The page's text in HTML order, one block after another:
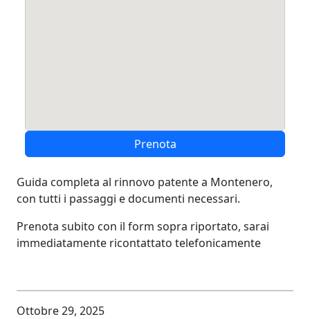
Prenota
Guida completa al rinnovo patente a Montenero,
con tutti i passaggi e documenti necessari.
Prenota subito con il form sopra riportato, sarai
immediatamente ricontattato telefonicamente
Ottobre 29, 2025